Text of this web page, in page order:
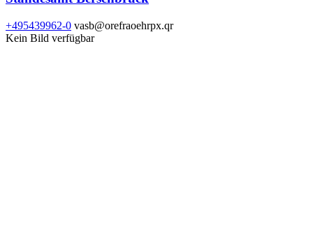
+495439962-0 vasb@orefraoehrpx.qr
Kein Bild verfügbar